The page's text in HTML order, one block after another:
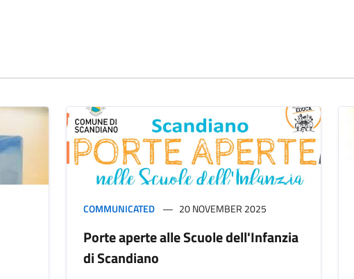
COMMUNICATED 20 NOVEMBER 2025
Porte aperte alle Scuole dell'Infanzia
di Scandiano